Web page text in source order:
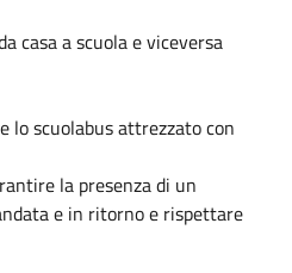
casa a scuola e viceversa
scuolabus attrezzato con
la presenza di un
e in ritorno e rispettare